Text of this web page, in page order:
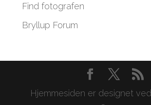
Find fotografen
Bryllup Forum
Hjemmesiden er designet ved